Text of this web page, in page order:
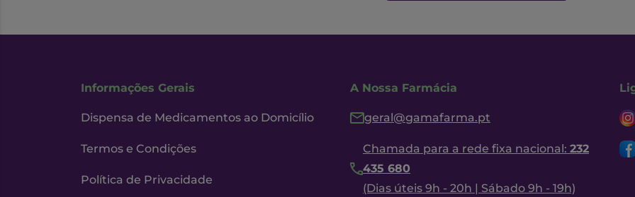
Informações Gerais
Dispensa de Medicamentos ao Domicílio
Termos e Condições
Política de Privacidade
A Nossa Farmácia
geral@gamafarma.pt
Chamada para a rede fixa nacional: 232
435 680
(Dias úteis 9h - 20h | Sábado 9h - 19h)